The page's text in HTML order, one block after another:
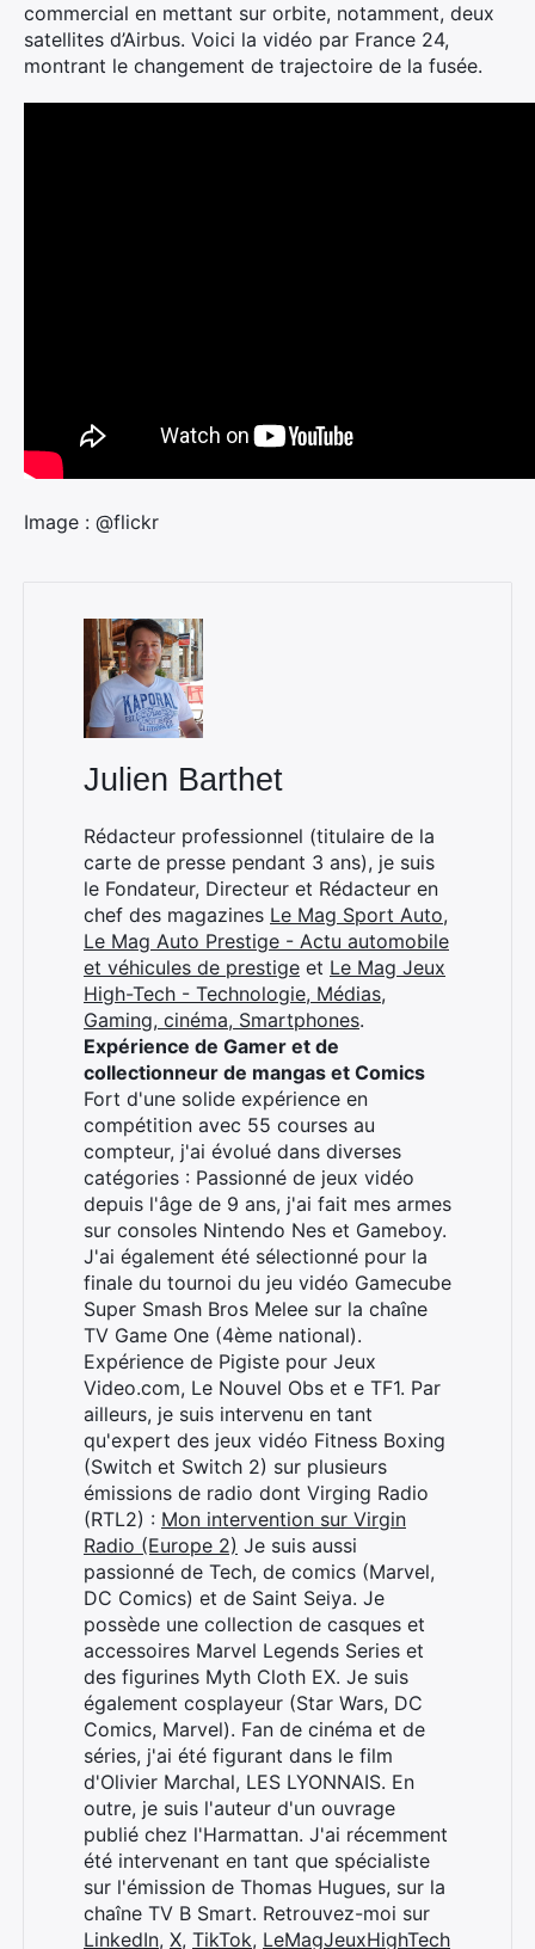
commercial en mettant sur orbite, notamment, deux
satellites d’Airbus. Voici la vidéo par France 24,
montrant le changement de trajectoire de la fusée.
Image : @flickr
Julien Barthet
Rédacteur professionnel (titulaire de la
carte de presse pendant 3 ans), je suis
le Fondateur, Directeur et Rédacteur en
chef des magazines Le Mag Sport Auto,
Le Mag Auto Prestige - Actu automobile
et véhicules de prestige et Le Mag Jeux
High-Tech - Technologie, Médias,
Gaming, cinéma, Smartphones.
Expérience de Gamer et de
collectionneur de mangas et Comics
Fort d'une solide expérience en
compétition avec 55 courses au
compteur, j'ai évolué dans diverses
catégories : Passionné de jeux vidéo
depuis l'âge de 9 ans, j'ai fait mes armes
sur consoles Nintendo Nes et Gameboy.
J'ai également été sélectionné pour la
finale du tournoi du jeu vidéo Gamecube
Super Smash Bros Melee sur la chaîne
TV Game One (4ème national).
Expérience de Pigiste pour Jeux
Video.com, Le Nouvel Obs et e TF1. Par
ailleurs, je suis intervenu en tant
qu'expert des jeux vidéo Fitness Boxing
(Switch et Switch 2) sur plusieurs
émissions de radio dont Virging Radio
(RTL2) : Mon intervention sur Virgin
Radio (Europe 2) Je suis aussi
passionné de Tech, de comics (Marvel,
DC Comics) et de Saint Seiya. Je
possède une collection de casques et
accessoires Marvel Legends Series et
des figurines Myth Cloth EX. Je suis
également cosplayeur (Star Wars, DC
Comics, Marvel). Fan de cinéma et de
séries, j'ai été figurant dans le film
d'Olivier Marchal, LES LYONNAIS. En
outre, je suis l'auteur d'un ouvrage
publié chez l'Harmattan. J'ai récemment
été intervenant en tant que spécialiste
sur l'émission de Thomas Hugues, sur la
chaîne TV B Smart. Retrouvez-moi sur
LinkedIn, X, TikTok, LeMagJeuxHighTech